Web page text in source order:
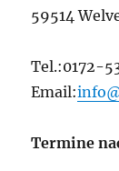
59514
Tel.:0172-
Email:
Termine